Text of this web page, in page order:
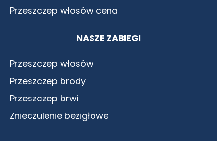
Przeszczep włosów cena
NASZE ZABIEGI
Przeszczep włosów
Przeszczep brody
Przeszczep brwi
Znieczulenie bezigłowe